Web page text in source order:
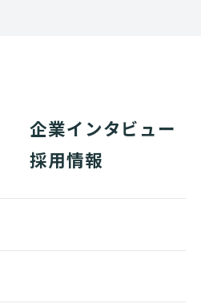
企業インタビュー
採用情報